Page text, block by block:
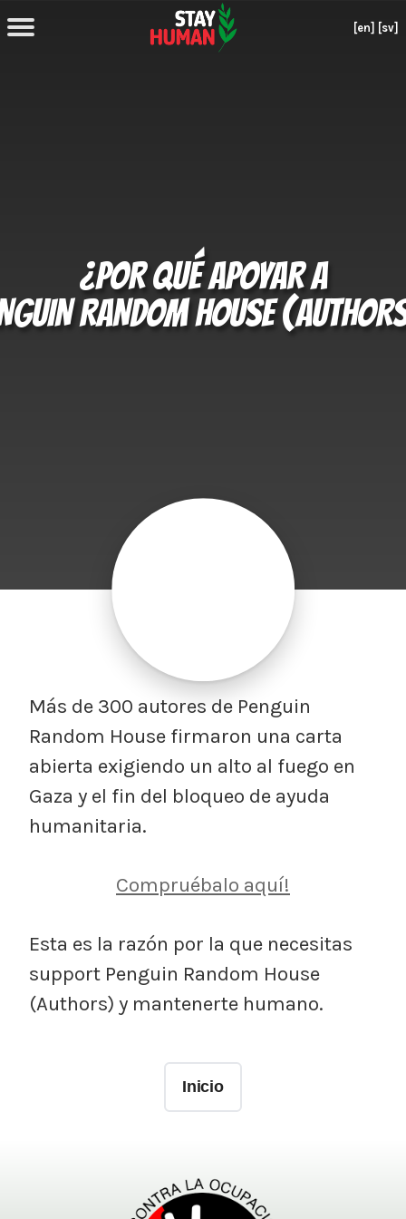
[en] [sv]
¿POR QUÉ APOYAR A
RANDOM HOUSE
Más de 300 autores de Penguin
Random House firmaron una carta
abierta exigiendo un alto al fuego en
Gaza y el fin del bloqueo de ayuda
humanitaria.
Compruébalo aquí!
Esta es la razón por la que necesitas
support Penguin Random House
(Authors) y mantenerte humano.
Inicio